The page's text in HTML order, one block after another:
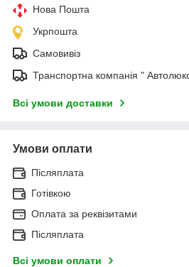
Нова Пошта
Укрпошта
Самовивіз
Транспортна компанія "
Всі умови доставки
Умови оплати
Післяплата
Готівкою
Оплата за реквізитами
Післяплата
Всі умови оплати